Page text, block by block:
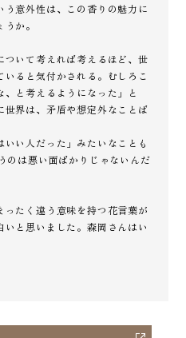
う意外性は、この香りの魅力に
か。
いて考えれば考えるほど、世
ると気付かされる。むしろこ
と考えるようになった」と
界は、矛盾や想定外なことば
い人だった」みたいなことも
のは悪い面ばかりじゃないんだ
たく違う意味を持つ花言葉が
と思いました。森岡さんはい